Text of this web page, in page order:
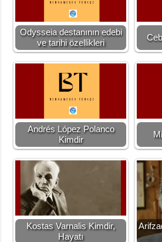
Odysseia destanının edebi
ve tarihi özellikleri
Andrés López Polanco
Kimdir
Kostas Varnalis Kimdir,
Hayatı